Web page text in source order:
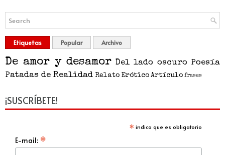
Etiquetas Popular Archivo
De amor y desamor Del lado oscuro Poesía
Patadas de Realidad Relato Erótico Artículo frases
¡SUSCRÍBETE!
* indica que es obligatorio
E-mail: *